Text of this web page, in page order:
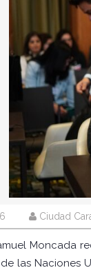
Ciudad
Moncada
las Naciones